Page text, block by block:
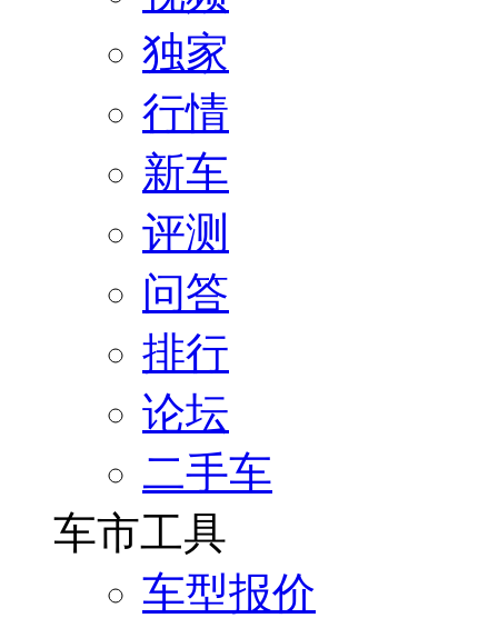
独家
行情
新车
评测
问答
排行
论坛
二手车
车市工具
车型报价